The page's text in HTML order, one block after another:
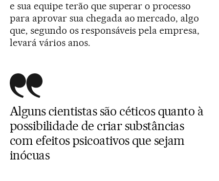
e sua equipe terão que superar o processo
para aprovar sua chegada ao mercado, algo
que, segundo os responsáveis pela empresa,
levará vários anos.
Alguns cientistas são céticos quanto à
possibilidade de criar substâncias
com efeitos psicoativos que sejam
inócuas